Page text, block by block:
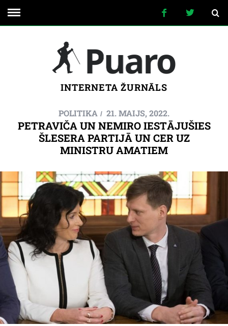
INTERNETA ŽURNĀLS
POLITIKA 21. MAIJS, 2022.
PETRAVIČA UN NEMIRO IESTĀJUŠIES
ŠLESERA PARTIJĀ UN CER UZ
MINISTRU AMATIEM